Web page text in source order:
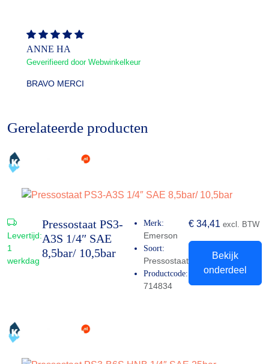
ANNE HA
Geverifieerd door Webwinkelkeur
BRAVO MERCI
Gerelateerde producten
Levertijd:
1
werkdag
Pressostaat PS3-
A3S 1/4″ SAE
8,5bar/ 10,5bar
Merk:
Emerson
Soort:
Pressostaat
Productcode:
714834
€ 34,41 excl. BTW
Bekijk
onderdeel